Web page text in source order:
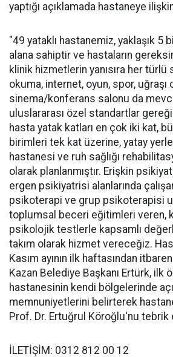
yaptığı açıklamada hastaneye
"49 yataklı hastanemiz, yaklaşık 5
alana sahiptir ve hastaların
klinik hizmetlerin yanısıra her türlü
okuma, internet, oyun, spor, uğraşı
sinema/konferans salonu da
uluslararası özel standartlar
hasta yatak katları en çok iki kat,
birimleri tek kat üzerine, yatay
hastanesi ve ruh sağlığı
olarak planlanmıştır. Erişkin
ergen psikiyatrisi alanlarında
psikoterapi ve grup psikoterapisi
toplumsal beceri eğitimleri veren,
psikolojik testlerle kapsamlı
takım olarak hizmet vereceğiz.
Kasım ayının ilk haftasından
Kazan Belediye Başkanı Ertürk, ilk
hastanesinin kendi bölgelerinde
memnuniyetlerini belirterek
Prof. Dr. Ertuğrul Köroğlu'nu tebrik
İLETİŞİM: 0312 812 00 12